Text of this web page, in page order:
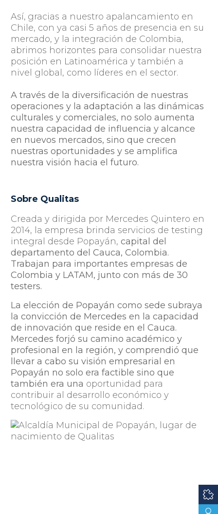
Así, gracias a nuestro apalancamiento en
Chile, con ya casi 5 años de presencia en su
mercado, y la integración de Colombia,
abrimos horizontes para consolidar nuestra
posición en Latinoamérica y también a
nivel global, como líderes en el sector.
A través de la diversificación de nuestras
operaciones y la adaptación a las dinámicas
culturales y comerciales, no solo aumenta
nuestra capacidad de influencia y alcance
en nuevos mercados, sino que crecen
nuestras oportunidades y se amplifica
nuestra visión hacia el futuro.
Sobre Qualitas
Creada y dirigida por Mercedes Quintero en
2014, la empresa brinda servicios de testing
integral desde Popayán,capital del
departamento del Cauca, Colombia.
Trabajan para importantes empresas de
Colombia y LATAM, junto con más de 30
testers.
La elección de Popayán como sede subraya
la convicción de Mercedes en la capacidad
de innovación que reside en el Cauca.
Mercedes forjó su camino académico y
profesional en la región, y comprendió que
llevar a cabo su visión empresarial en
Popayán no solo era factible sino que
también era una oportunidad para
contribuir al desarrollo económico y
tecnológico de su comunidad.